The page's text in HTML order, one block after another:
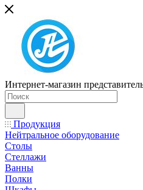
Интернет-магазин
Продукция
Нейтральное оборудование
Столы
Стеллажи
Ванны
Полки